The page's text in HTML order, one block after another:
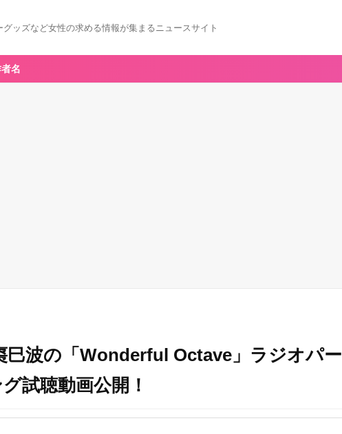
ッズなど女性の求める情報が集まるニュースサイト
名
巳波の「Wonderful Octave」ラジオパー
試聴動画公開！